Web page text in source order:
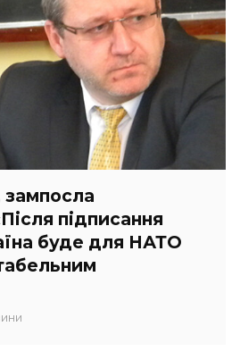
підписання
буде для НАТО